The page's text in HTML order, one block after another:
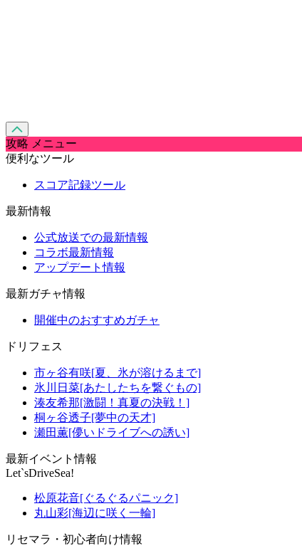
攻略 メニュー
便利なツール
スコア記録ツール
最新情報
公式放送での最新情報
コラボ最新情報
アップデート情報
最新ガチャ情報
開催中のおすすめガチャ
ドリフェス
市ヶ谷有咲[夏、氷が溶けるまで]
氷川日菜[あたしたちを繋ぐもの]
湊友希那[激闘！真夏の決戦！]
桐ヶ谷透子[夢中の天才]
瀬田薫[儚いドライブへの誘い]
最新イベント情報
Let`sDriveSea!
松原花音[ぐるぐるパニック]
丸山彩[海辺に咲く一輪]
リセマラ・初心者向け情報